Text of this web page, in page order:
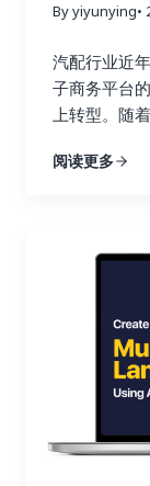
By yiyunying•
汽配行业近
子商务平台
上转型。随
提升客户体
阅读更多